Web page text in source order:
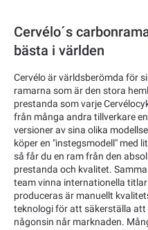
Cervélo´s
bästa i världen
Cervélo är världsberömda för
ramarna som är den stora
prestanda som varje
från många andra tillverkare
versioner av sina olika
köper en "instegsmodell" med
så får du en ram från den
prestanda och kvalitet.
team vinna internationella
produceras är manuellt
teknologi för att säkerställa att
någonsin når marknaden.